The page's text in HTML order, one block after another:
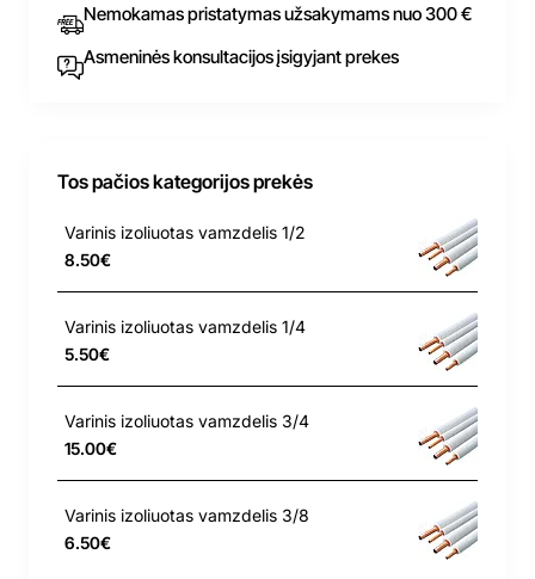
Nemokamas pristatymas užsakymams nuo 300 €
Asmeninės konsultacijos įsigyjant prekes
Tos pačios kategorijos prekės
Varinis izoliuotas vamzdelis 1/2
8.50€
Varinis izoliuotas vamzdelis 1/4
5.50€
Varinis izoliuotas vamzdelis 3/4
15.00€
Varinis izoliuotas vamzdelis 3/8
6.50€